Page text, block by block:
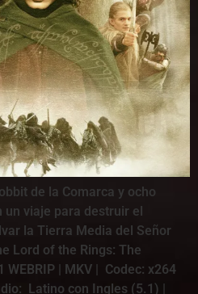
de la Comarca y ocho
viaje para destruir el
la Tierra Media del Señor
Lord of the Rings: The
| MKV | Codec: x264
Latino con Ingles (5.1) |